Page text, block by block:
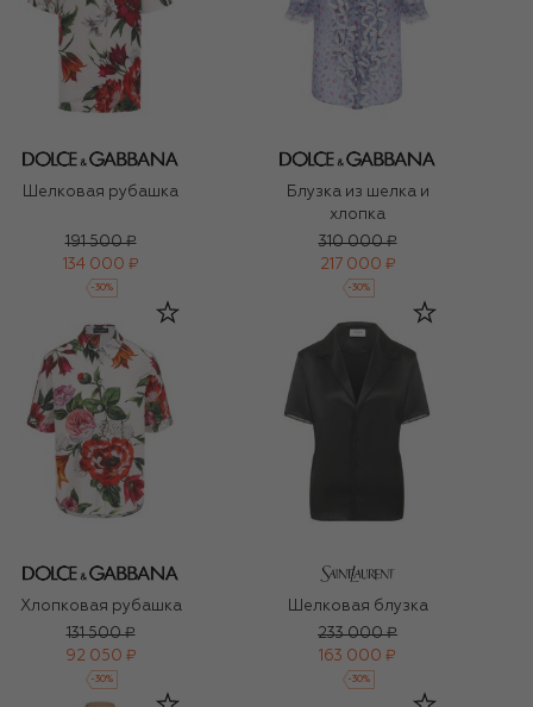
Шелковая рубашка
191 500 ₽
134 000 ₽
-30%
Блузка из шелка и
хлопка
310 000 ₽
217 000 ₽
-30%
Хлопковая рубашка
131 500 ₽
92 050 ₽
-30%
Шелковая блузка
233 000 ₽
163 000 ₽
-30%